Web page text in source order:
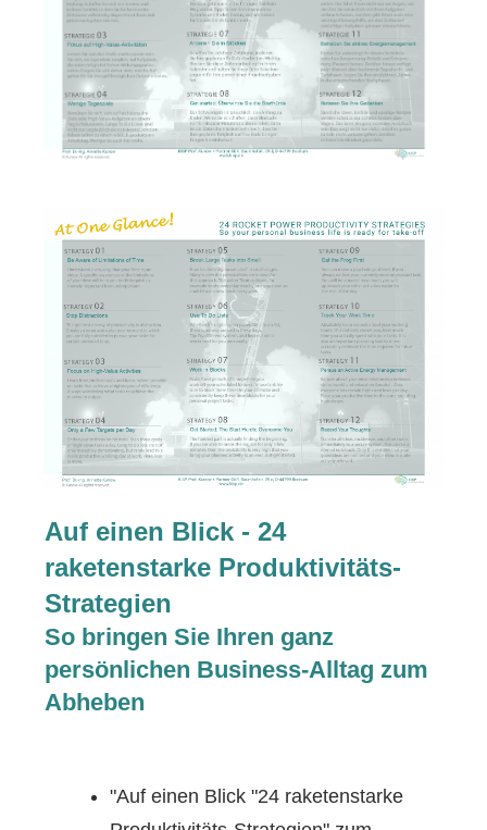
Auf einen Blick - 24
raketenstarke Produktivitäts-
Strategien
So bringen Sie Ihren ganz
persönlichen Business-Alltag zum
Abheben
"Auf einen Blick "24 raketenstarke